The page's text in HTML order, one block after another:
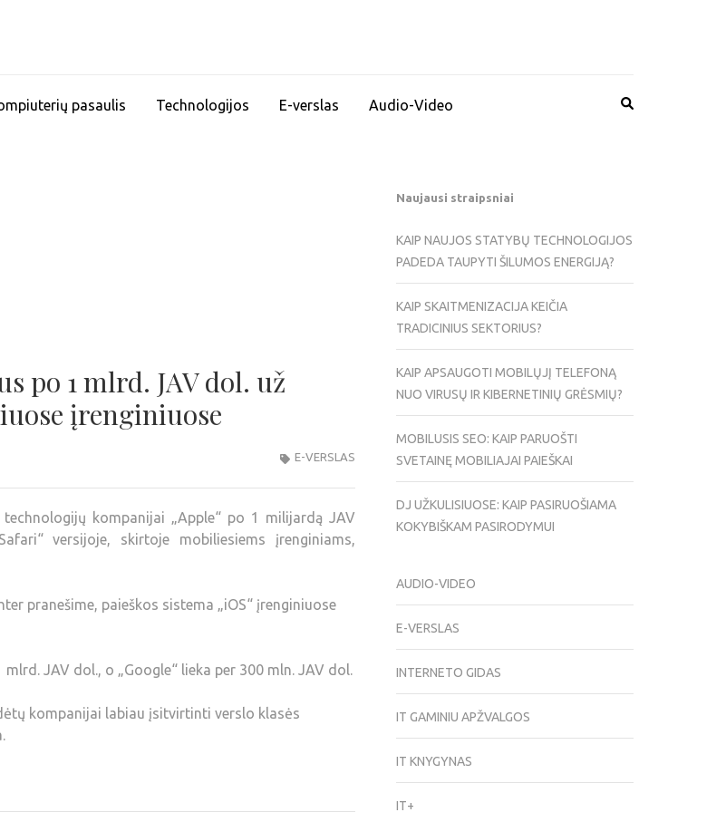
pasaulis Technologijos E-verslas Audio-Video
po 1 mlrd. JAV dol. už
įrenginiuose
E-VERSLAS
kompanijai „Apple“ po 1 milijardą JAV
versijoje, skirtoje mobiliesiems įrenginiams,
pranešime, paieškos sistema „iOS“ įrenginiuose
JAV dol., o „Google“ lieka per 300 mln. JAV dol.
kompanijai labiau įsitvirtinti verslo klasės
Naujausi straipsniai
KAIP NAUJOS STATYBŲ TECHNOLOGIJOS
PADEDA TAUPYTI ŠILUMOS ENERGIJĄ?
KAIP SKAITMENIZACIJA KEIČIA
TRADICINIUS SEKTORIUS?
KAIP APSAUGOTI MOBILŲJĮ TELEFONĄ
NUO VIRUSŲ IR KIBERNETINIŲ GRĖSMIŲ?
MOBILUSIS SEO: KAIP PARUOŠTI
SVETAINĘ MOBILIAJAI PAIEŠKAI
DJ UŽKULISIUOSE: KAIP PASIRUOŠIAMA
KOKYBIŠKAM PASIRODYMUI
AUDIO-VIDEO
E-VERSLAS
INTERNETO GIDAS
IT GAMINIU APŽVALGOS
IT KNYGYNAS
IT+